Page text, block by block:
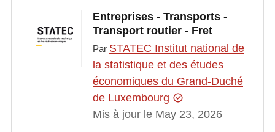
Entreprises - Transports -
Transport routier - Fret
Par STATEC Institut national de
la statistique et des études
économiques du Grand-Duché
de Luxembourg
Mis à jour le May 23, 2026